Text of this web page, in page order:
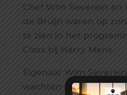
Chef Wim Severein en
de Bruijn waren op
te zien in het
Class bij Harry Mens.
Eigenaar Wim
wachten om weer